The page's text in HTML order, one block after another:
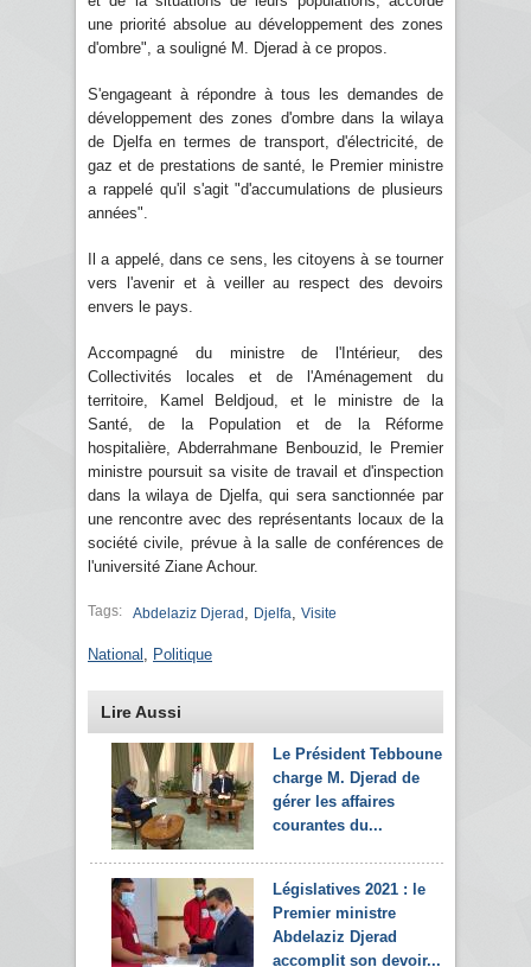
une priorité absolue au développement des zones
d'ombre", a souligné M. Djerad à ce propos.
S'engageant à répondre à tous les demandes de
développement des zones d'ombre dans la wilaya
de Djelfa en termes de transport, d'électricité, de
gaz et de prestations de santé, le Premier ministre
a rappelé qu'il s'agit "d'accumulations de plusieurs
années".
Il a appelé, dans ce sens, les citoyens à se tourner
vers l'avenir et à veiller au respect des devoirs
envers le pays.
Accompagné du ministre de l'Intérieur, des
Collectivités locales et de l'Aménagement du
territoire, Kamel Beldjoud, et le ministre de la
Santé, de la Population et de la Réforme
hospitalière, Abderrahmane Benbouzid, le Premier
ministre poursuit sa visite de travail et d'inspection
dans la wilaya de Djelfa, qui sera sanctionnée par
une rencontre avec des représentants locaux de la
société civile, prévue à la salle de conférences de
l'université Ziane Achour.
Tags: Abdelaziz Djerad Djelfa Visite
National Politique
Lire Aussi
Le Président Tebboune
charge M. Djerad de
gérer les affaires
courantes du...
Législatives 2021 : le
Premier ministre
Abdelaziz Djerad
accomplit son devoir...